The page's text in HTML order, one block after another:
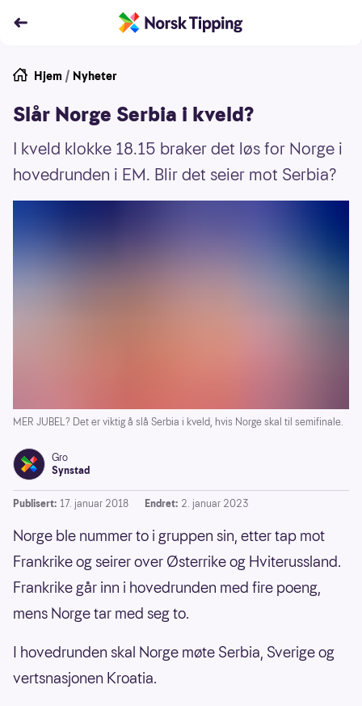
Hjem / Nyheter
Slår Norge Serbia i kveld?
I kveld klokke 18.15 braker det løs for Norge i
hovedrunden i EM. Blir det seier mot Serbia?
MER JUBEL? Det er viktig å slå Serbia i kveld, hvis Norge skal til semifinale.
Gro
Synstad
Publisert: 17. januar 2018 Endret: 2. januar 2023
Norge ble nummer to i gruppen sin, etter tap mot
Frankrike og seirer over Østerrike og Hviterussland.
Frankrike går inn i hovedrunden med fire poeng,
mens Norge tar med seg to.
I hovedrunden skal Norge møte Serbia, Sverige og
vertsnasjonen Kroatia.